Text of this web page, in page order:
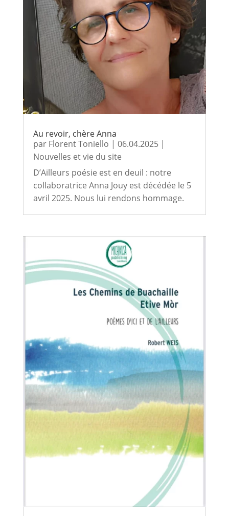
Au revoir, chère Anna
par Florent Toniello | 06.04.2025|
Nouvelles et vie du site
D’Ailleurs poésie est en deuil : notre
collaboratrice Anna Jouy est décédée le 5
avril 2025. Nous lui rendons hommage.